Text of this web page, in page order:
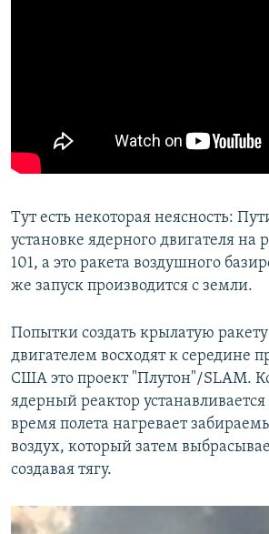
Тут есть некоторая неясность:
установке ядерного двигателя на
101, а это ракета воздушного
же запуск производится с земли.
Попытки создать крылатую
двигателем восходят к середине
США это проект "Плутон"/SLAM.
ядерный реактор
время полета нагревает
воздух, который затем
создавая тягу.